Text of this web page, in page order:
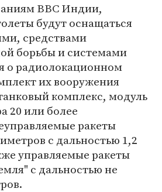
ВВС Индии,
будут оснащаться
средствами
борьбы и системами
о радиолокационном
их вооружения
комплекс, модуль
20 или более
ракеты
с дальностью 1,2
управляемые ракеты
с дальностью не